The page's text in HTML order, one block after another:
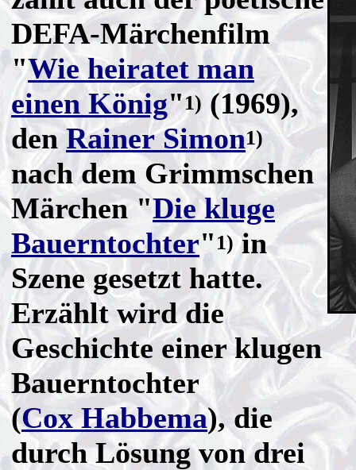
DEFA-Märchenfilm
"Wie heiratet man
einen König"1) (1969),
denRainer Simon1)
nach dem Grimmschen
Märchen "Die kluge
Bauerntochter" 1)in
Szene gesetzt hatte.
Erzählt wird die
Geschichte einer klugen
Bauerntochter
(Cox Habbema), die
durch Lösung von drei